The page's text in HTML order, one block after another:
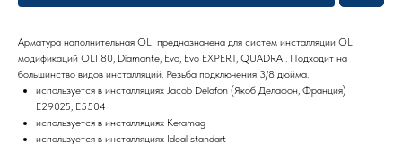
Арматура наполнительная OLI предназначена для систем инсталляции OLI
модификаций OLI 80, Diamante, Evo, Evo EXPERT, QUADRA . Подходит на
большинство видов инсталляций. Резьба подключения 3/8 дюйма.
используется в инсталляциях Jacob Delafon (Якоб Делафон, Франция)
Е29025, E5504
используется в инсталляциях Keramag
используется в инсталляциях Ideal standart